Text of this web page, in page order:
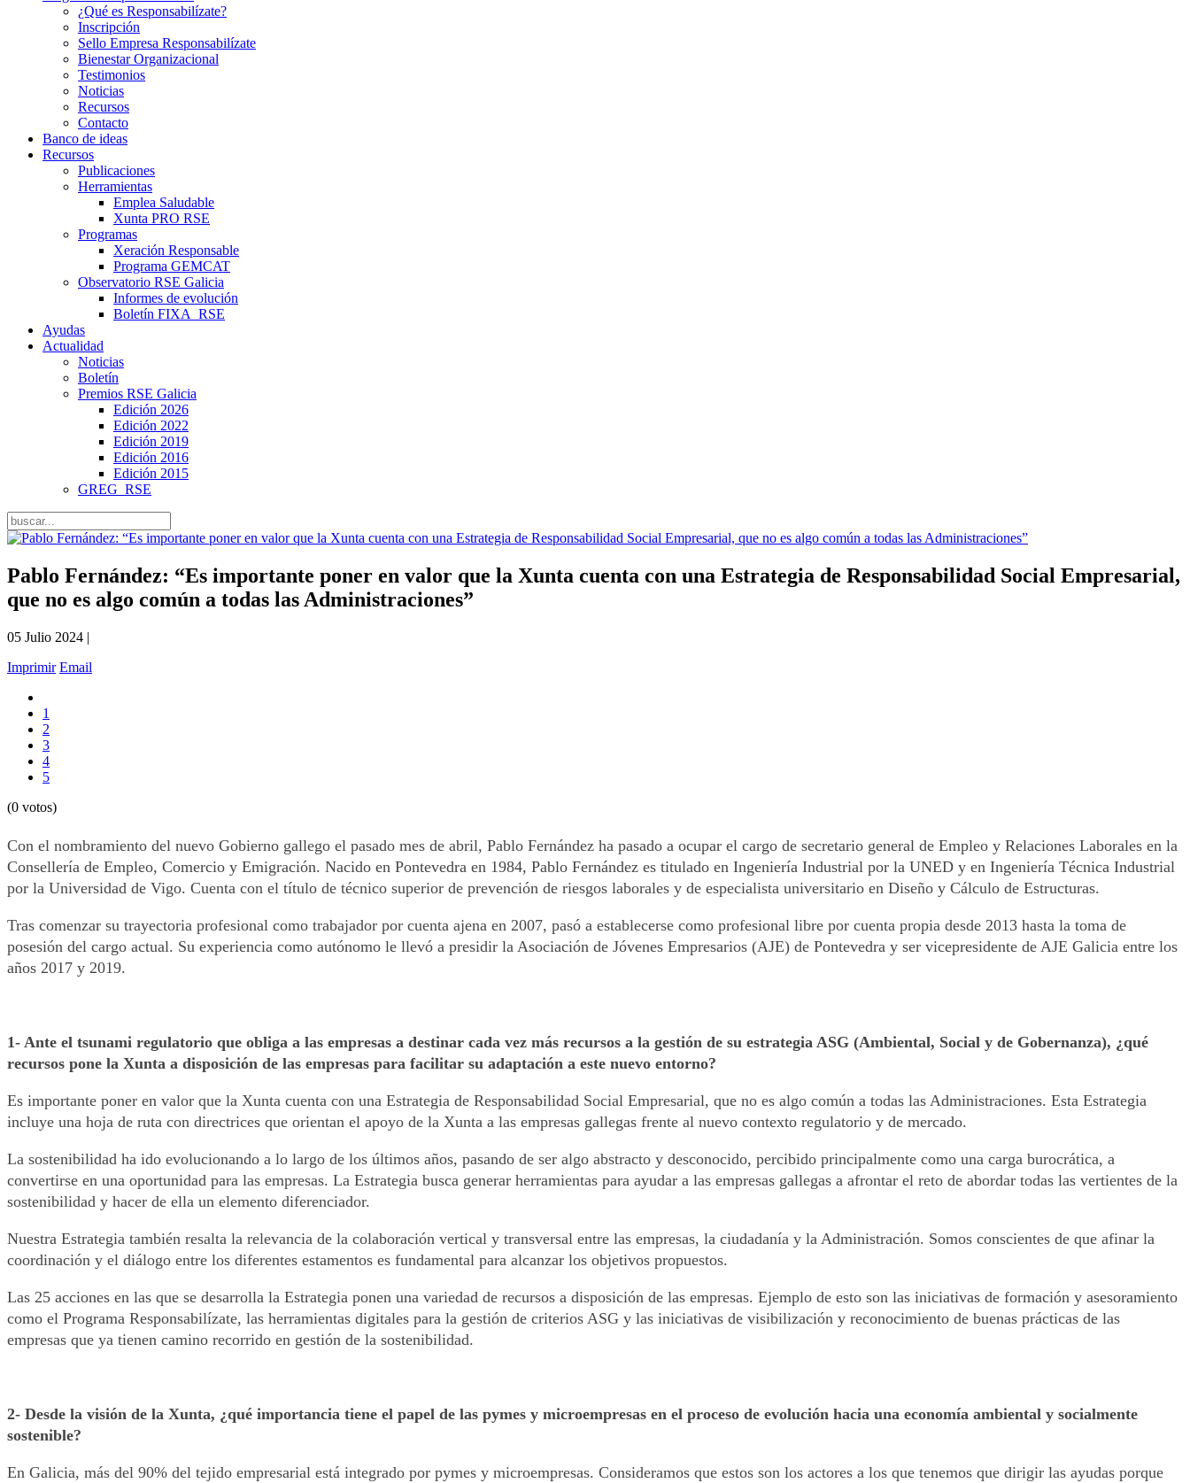
¿Qué es Responsabilízate?
Inscripción
Sello Empresa Responsabilízate
Bienestar Organizacional
Testimonios
Noticias
Recursos
Contacto
Banco de ideas
Recursos
Publicaciones
Herramientas
Emplea Saludable
Xunta PRO RSE
Programas
Xeración Responsable
Programa GEMCAT
Observatorio RSE Galicia
Informes de evolución
Boletín FIXA_RSE
Ayudas
Actualidad
Noticias
Boletín
Premios RSE Galicia
Edición 2026
Edición 2022
Edición 2019
Edición 2016
Edición 2015
GREG_RSE
Pablo Fernández: “Es importante poner en valor que la Xunta cuenta con una Estrategia de Responsabilidad Social Empresarial,
que no es algo común a todas las Administraciones”
05 Julio 2024 |
Imprimir Email
1
2
3
4
5
(0 votos)
Con el nombramiento del nuevo Gobierno gallego el pasado mes de abril, Pablo Fernández ha pasado a ocupar el cargo de secretario general de Empleo y Relaciones Laborales en la
Consellería de Empleo, Comercio y Emigración. Nacido en Pontevedra en 1984, Pablo Fernández es titulado en Ingeniería Industrial por la UNED y en Ingeniería Técnica Industrial
por la Universidad de Vigo. Cuenta con el título de técnico superior de prevención de riesgos laborales y de especialista universitario en Diseño y Cálculo de Estructuras.
Tras comenzar su trayectoria profesional como trabajador por cuenta ajena en 2007, pasó a establecerse como profesional libre por cuenta propia desde 2013 hasta la toma de
posesión del cargo actual. Su experiencia como autónomo le llevó a presidir la Asociación de Jóvenes Empresarios (AJE) de Pontevedra y ser vicepresidente de AJE Galicia entre los
años 2017 y 2019.
1- Ante el tsunami regulatorio que obliga a las empresas a destinar cada vez más recursos a la gestión de su estrategia ASG (Ambiental, Social y de Gobernanza), ¿qué
recursos pone la Xunta a disposición de las empresas para facilitar su adaptación a este nuevo entorno?
Es importante poner en valor que la Xunta cuenta con una Estrategia de Responsabilidad Social Empresarial, que no es algo común a todas las Administraciones. Esta Estrategia
incluye una hoja de ruta con directrices que orientan el apoyo de la Xunta a las empresas gallegas frente al nuevo contexto regulatorio y de mercado.
La sostenibilidad ha ido evolucionando a lo largo de los últimos años, pasando de ser algo abstracto y desconocido, percibido principalmente como una carga burocrática, a
convertirse en una oportunidad para las empresas. La Estrategia busca generar herramientas para ayudar a las empresas gallegas a afrontar el reto de abordar todas las vertientes de la
sostenibilidad y hacer de ella un elemento diferenciador.
Nuestra Estrategia también resalta la relevancia de la colaboración vertical y transversal entre las empresas, la ciudadanía y la Administración. Somos conscientes de que afinar la
coordinación y el diálogo entre los diferentes estamentos es fundamental para alcanzar los objetivos propuestos.
Las 25 acciones en las que se desarrolla la Estrategia ponen una variedad de recursos a disposición de las empresas. Ejemplo de esto son las iniciativas de formación y asesoramiento
como el Programa Responsabilízate, las herramientas digitales para la gestión de criterios ASG y las iniciativas de visibilización y reconocimiento de buenas prácticas de las
empresas que ya tienen camino recorrido en gestión de la sostenibilidad.
2- Desde la visión de la Xunta, ¿qué importancia tiene el papel de las pymes y microempresas en el proceso de evolución hacia una economía ambiental y socialmente
sostenible?
En Galicia, más del 90% del tejido empresarial está integrado por pymes y microempresas. Consideramos que estos son los actores a los que tenemos que dirigir las ayudas porque